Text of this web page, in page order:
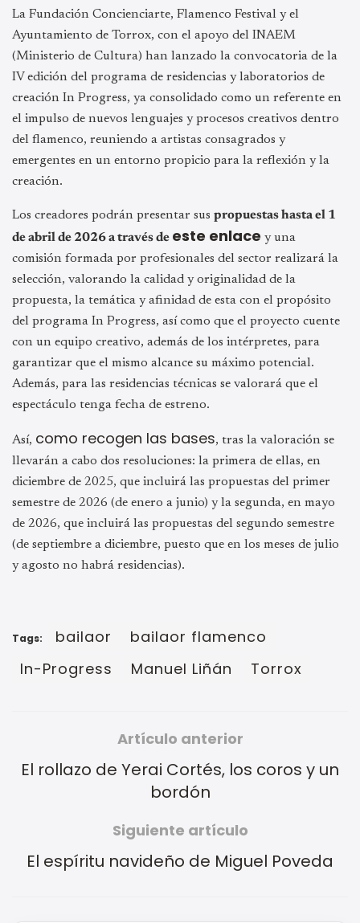
La Fundación Concienciarte, Flamenco Festival y el
Ayuntamiento de Torrox, con el apoyo del INAEM
(Ministerio de Cultura) han lanzado la convocatoria de la
IV edición del programa de residencias y laboratorios de
creación In Progress, ya consolidado como un referente en
el impulso de nuevos lenguajes y procesos creativos dentro
del flamenco, reuniendo a artistas consagrados y
emergentes en un entorno propicio para la reflexión y la
creación.
Los creadores podrán presentar sus propuestas hasta el 1
de abril de 2026 a través de este enlace y una
comisión formada por profesionales del sector realizará la
selección, valorando la calidad y originalidad de la
propuesta, la temática y afinidad de esta con el propósito
del programa In Progress, así como que el proyecto cuente
con un equipo creativo, además de los intérpretes, para
garantizar que el mismo alcance su máximo potencial.
Además, para las residencias técnicas se valorará que el
espectáculo tenga fecha de estreno.
Así, como recogen las bases, tras la valoración se
llevarán a cabo dos resoluciones: la primera de ellas, en
diciembre de 2025, que incluirá las propuestas del primer
semestre de 2026 (de enero a junio) y la segunda, en mayo
de 2026, que incluirá las propuestas del segundo semestre
(de septiembre a diciembre, puesto que en los meses de julio
y agosto no habrá residencias).
Tags: bailaor
bailaor flamenco
In-Progress
Manuel Liñán Torrox
Artículo anterior
El rollazo de Yerai Cortés, los coros y un
bordón
Siguiente artículo
El espíritu navideño de Miguel Poveda